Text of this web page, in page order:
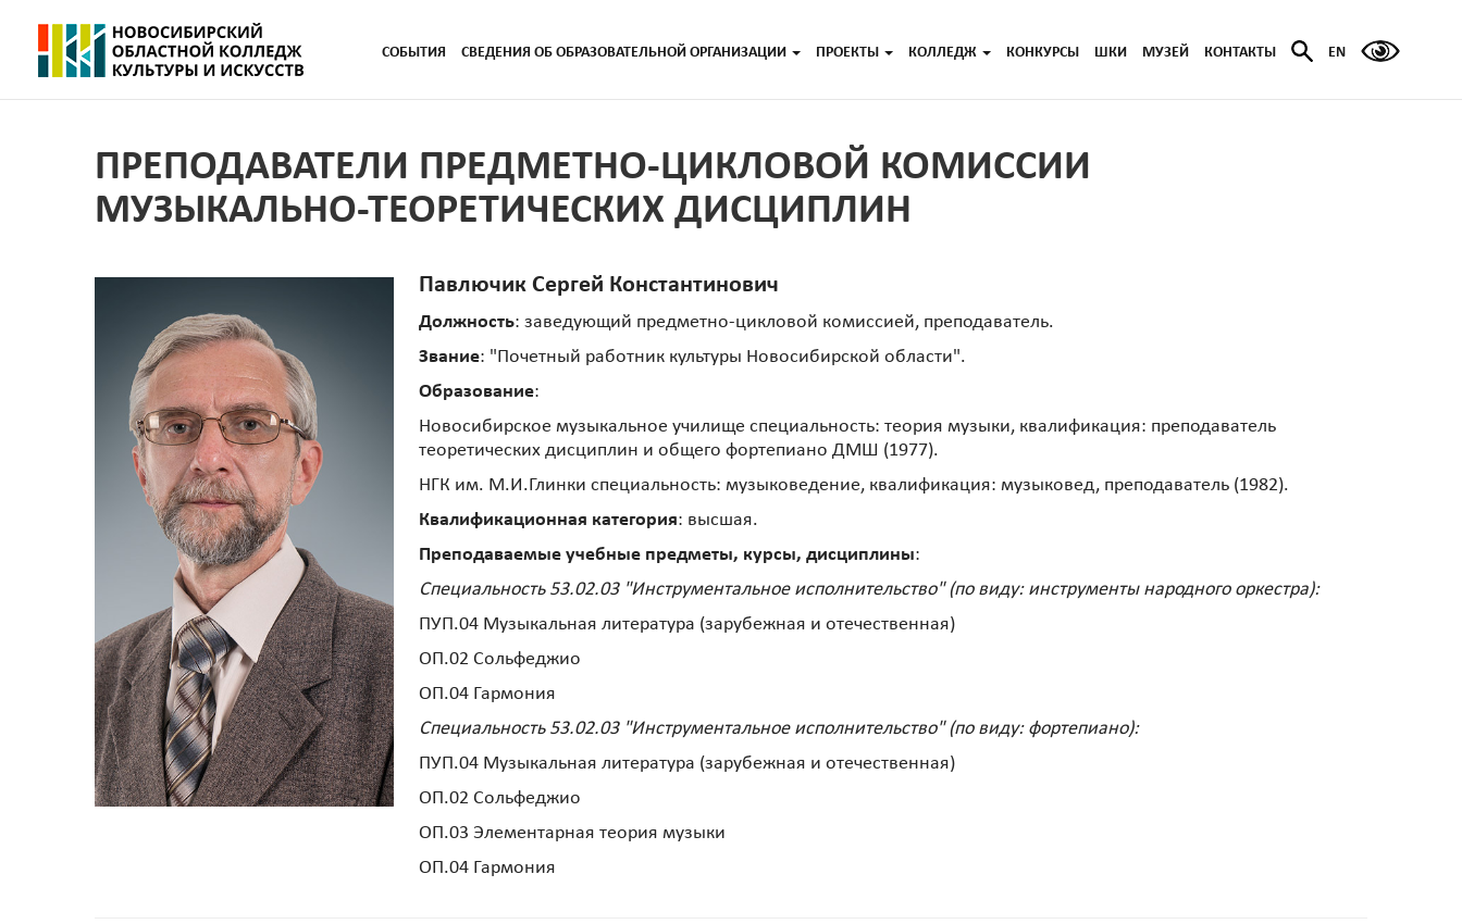
СОБЫТИЯ СВЕДЕНИЯ ОБ ОБРАЗОВАТЕЛЬНОЙ ОРГАНИЗАЦИИ ПРОЕКТЫ КОЛЛЕДЖ КОНКУРСЫ ШКИ МУЗЕЙ КОНТАКТЫ EN
ПРЕПОДАВАТЕЛИ ПРЕДМЕТНО-ЦИКЛОВОЙ КОМИССИИ
МУЗЫКАЛЬНО-ТЕОРЕТИЧЕСКИХ ДИСЦИПЛИН
Павлючик Сергей Константинович
Должность: заведующий предметно-цикловой комиссией, преподаватель.
Звание: "Почетный работник культуры Новосибирской области".
Образование:
Новосибирское музыкальное училище специальность: теория музыки, квалификация: преподаватель
теоретических дисциплин и общего фортепиано ДМШ (1977).
НГК им. М.И.Глинки специальность: музыковедение, квалификация: музыковед, преподаватель (1982).
Квалификационная категория: высшая.
Преподаваемые учебные предметы, курсы, дисциплины:
Специальность 53.02.03 "Инструментальное исполнительство" (по виду: инструменты народного оркестра):
ПУП.04 Музыкальная литература (зарубежная и отечественная)
ОП.02 Сольфеджио
ОП.04 Гармония
Специальность 53.02.03 "Инструментальное исполнительство" (по виду: фортепиано):
ПУП.04 Музыкальная литература (зарубежная и отечественная)
ОП.02 Сольфеджио
ОП.03 Элементарная теория музыки
ОП.04 Гармония